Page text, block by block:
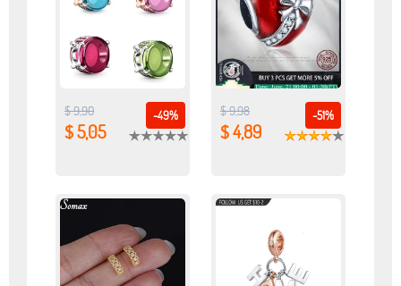
-49%
$ 9,90
$ 5,05
-51%
$ 9,98
$ 4,89